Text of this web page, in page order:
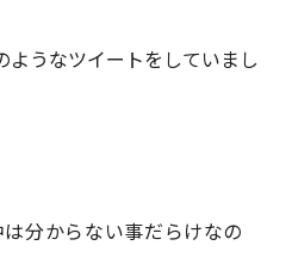
ようなツイートをしていまし
分からない事だらけなの